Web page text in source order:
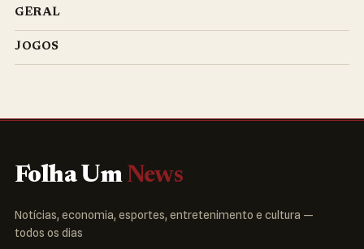
GERAL
JOGOS
Folha Um News
Notícias, economia, esportes, entretenimento e cultura —
todos os dias